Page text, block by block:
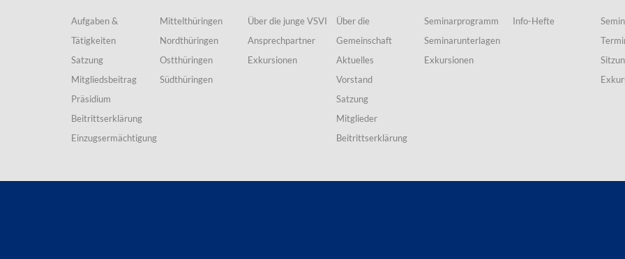
Aufgaben &
Tätigkeiten
Satzung
Mitgliedsbeitrag
Präsidium
Beitrittserklärung
Einzugsermächtigung
Mittelthüringen
Nordthüringen
Ostthüringen
Südthüringen
Über die junge VSVI
Ansprechpartner
Exkursionen
Über die
Gemeinschaft
Aktuelles
Vorstand
Satzung
Mitglieder
Beitrittserklärung
Seminarprogramm
Seminarunterlagen
Exkursionen
Info-Hefte